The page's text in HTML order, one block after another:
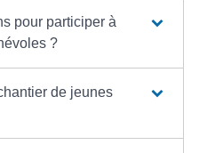
pour participer à
?
de jeunes